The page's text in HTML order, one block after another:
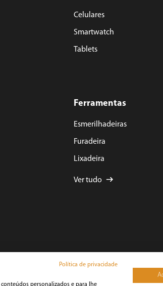
Celulares
Smartwatch
Tablets
Ferramentas
Esmerilhadeiras
Furadeira
Lixadeira
Ver tudo
ECOM S.A. - Todos Direitos Reservados.
Política de privacidade
personalizados e para lhe